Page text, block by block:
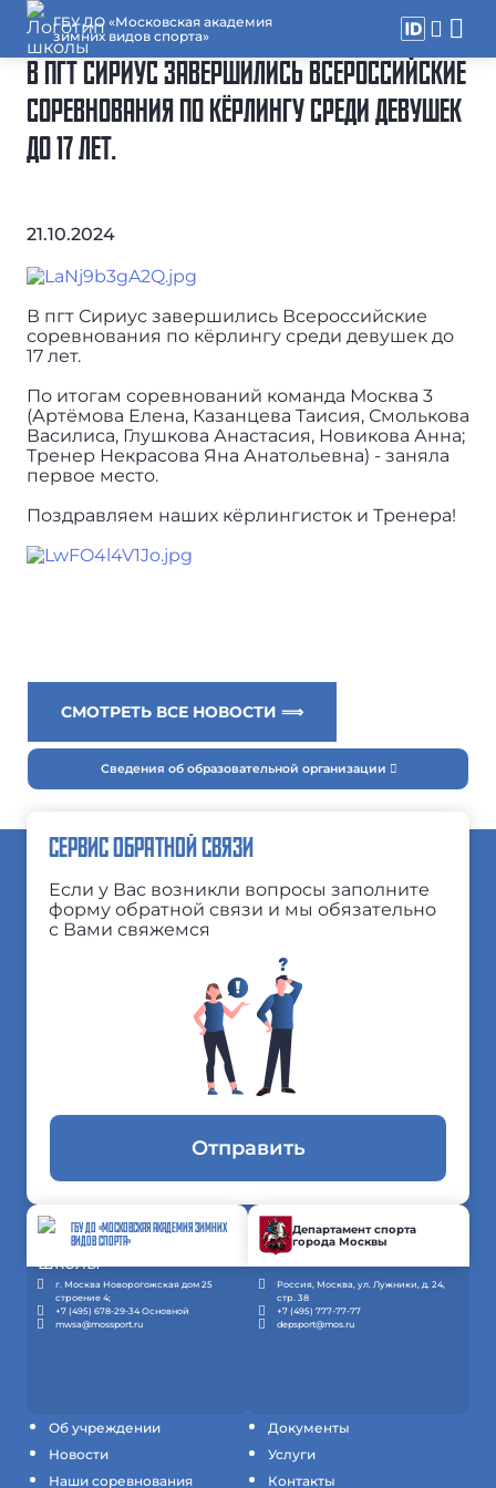
ГБУ ДО «Московская академия
зимних видов спорта»
В ПГТ СИРИУС ЗАВЕРШИЛИСЬ ВСЕРОССИЙСКИЕ
СОРЕВНОВАНИЯ ПО КЁРЛИНГУ СРЕДИ ДЕВУШЕК
ДО 17 ЛЕТ.
21.10.2024
В пгт Сириус завершились Всероссийские
соревнования по кёрлингу среди девушек до
17 лет.
По итогам соревнований команда Москва 3
(Артёмова Елена, Казанцева Таисия, Смолькова
Василиса, Глушкова Анастасия, Новикова Анна;
Тренер Некрасова Яна Анатольевна) - заняла
первое место.
Поздравляем наших кёрлингисток и Тренера!
СМОТРЕТЬ ВСЕ НОВОСТИ ⟹
Сведения об образовательной организации
Об учреждении
Новости
Наши соревнования
Документы
Услуги
Контакты
СЕРВИС ОБРАТНОЙ СВЯЗИ
Если у Вас возникли вопросы заполните
форму обратной связи и мы обязательно
с Вами свяжемся
Отправить
ГБУ ДО «МОСКОВСКАЯ АКАДЕМИЯ ЗИМНИХ
ВИДОВ СПОРТА»
г. Москва Новорогожская дом 25
строение 4;
+7 (495) 678-29-34 Основной
mwsa@mossport.ru
Департамент спорта
города Москвы
Россия, Москва, ул. Лужники, д. 24,
стр. 38
+7 (495) 777-77-77
depsport@mos.ru